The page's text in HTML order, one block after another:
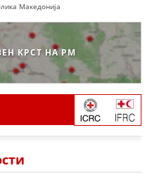
МАТЕРИЈАЛИ
Македонија
КРСТ НА РМ